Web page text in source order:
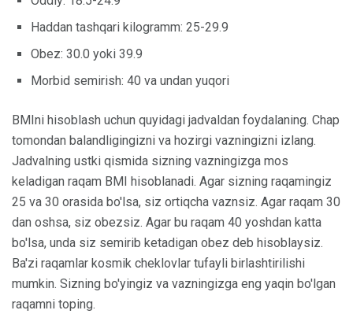
Haddan tashqari kilogramm: 25-29.9
Obez: 30.0 yoki 39.9
Morbid semirish: 40 va undan yuqori
BMIni hisoblash uchun quyidagi jadvaldan foydalaning. Chap
tomondan balandligingizni va hozirgi vazningizni izlang.
Jadvalning ustki qismida sizning vazningizga mos
keladigan raqam BMI hisoblanadi. Agar sizning raqamingiz
25 va 30 orasida bo'lsa, siz ortiqcha vaznsiz. Agar raqam 30
dan oshsa, siz obezsiz. Agar bu raqam 40 yoshdan katta
bo'lsa, unda siz semirib ketadigan obez deb hisoblaysiz.
Ba'zi raqamlar kosmik cheklovlar tufayli birlashtirilishi
mumkin. Sizning bo'yingiz va vazningizga eng yaqin bo'lgan
raqamni toping.